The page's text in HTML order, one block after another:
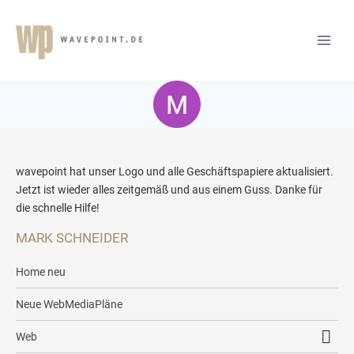
MARK SCHNEIDER
Home neu
Neue WebMediaPläne
Web
wavepoint hat unser Logo und alle Geschäftspapiere aktualisiert.
Jetzt ist wieder alles zeitgemäß und aus einem Guss. Danke für
die schnelle Hilfe!